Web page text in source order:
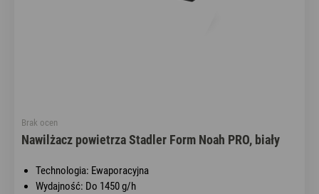
Brak ocen
Nawilżacz powietrza Stadler Form Noah PRO, biały
Technologia: Ewaporacyjna
Wydajność: Do 1450 g/h